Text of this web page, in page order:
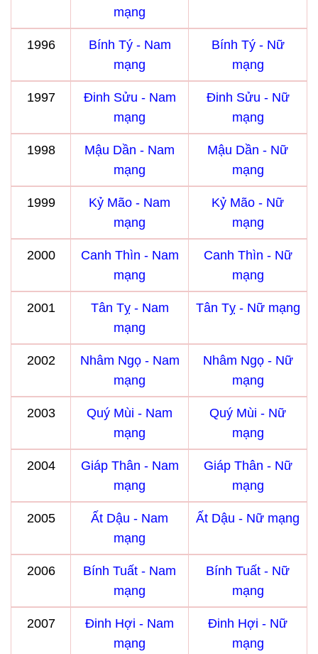
mạng
1996
Bính Tý - Nam
mạng
Bính Tý - Nữ
mạng
1997
Đinh Sửu - Nam
mạng
Đinh Sửu - Nữ
mạng
1998
Mậu Dần - Nam
mạng
Mậu Dần - Nữ
mạng
1999
Kỷ Mão - Nam
mạng
Kỷ Mão - Nữ
mạng
2000
Canh Thìn - Nam
mạng
Canh Thìn - Nữ
mạng
2001
Tân Tỵ - Nam
mạng
Tân Tỵ - Nữ mạng
2002
Nhâm Ngọ - Nam
mạng
Nhâm Ngọ - Nữ
mạng
2003
Quý Mùi - Nam
mạng
Quý Mùi - Nữ
mạng
2004
Giáp Thân - Nam
mạng
Giáp Thân - Nữ
mạng
2005
Ất Dậu - Nam
mạng
Ất Dậu - Nữ mạng
2006
Bính Tuất - Nam
mạng
Bính Tuất - Nữ
mạng
2007
Đinh Hợi - Nam
mạng
Đinh Hợi - Nữ
mạng